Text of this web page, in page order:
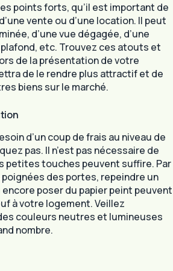
points forts, qu’il est important de
vente ou d’une location. Il peut
d’une vue dégagée, d’une
etc. Trouvez ces atouts et
de la présentation de votre
de le rendre plus attractif et de
biens sur le marché.
d’un coup de frais au niveau de
pas. Il n’est pas nécessaire de
petites touches peuvent suffire. Par
des portes, repeindre un
poser du papier peint peuvent
à votre logement. Veillez
couleurs neutres et lumineuses
nombre.